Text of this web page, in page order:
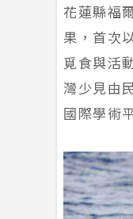
花蓮縣福
果，首次
覓食與活
灣少見由
國際學術